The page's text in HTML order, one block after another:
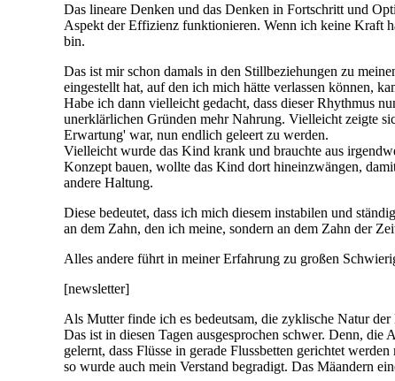
Das lineare Denken und das Denken in Fortschritt und
Aspekt der Effizienz funktionieren. Wenn ich keine Kraft
bin.
Das ist mir schon damals in den Stillbeziehungen zu
eingestellt hat, auf den ich mich hätte verlassen können,
Habe ich dann vielleicht gedacht, dass dieser Rhythmus
unerklärlichen Gründen mehr Nahrung. Vielleicht zeigte
Erwartung' war, nun endlich geleert zu werden.
Vielleicht wurde das Kind krank und brauchte aus
Konzept bauen, wollte das Kind dort hineinzwängen,
andere Haltung.
Diese bedeutet, dass ich mich diesem instabilen und
an dem Zahn, den ich meine, sondern an dem Zahn der
Alles andere führt in meiner Erfahrung zu großen
[newsletter]
Als Mutter finde ich es bedeutsam, die zyklische Natur
Das ist in diesen Tagen ausgesprochen schwer. Denn,
gelernt, dass Flüsse in gerade Flussbetten gerichtet
so wurde auch mein Verstand begradigt. Das Mäandern